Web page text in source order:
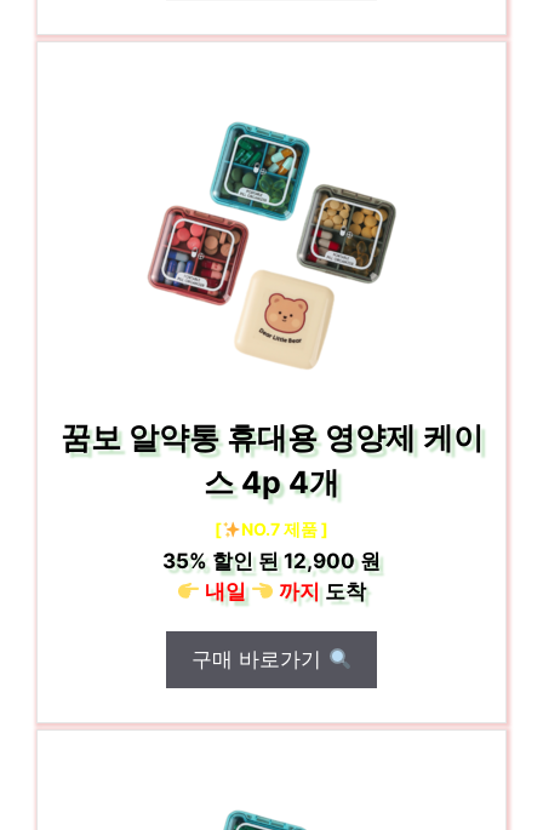
꿈보 알약통 휴대용 영양제 케이
스 4p 4개
[ NO.7 제품 ]
35%할인 된12,900 원
내일
까지도착
구매 바로가기